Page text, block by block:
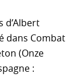
d’Albert
dans Combat
(Onze
: